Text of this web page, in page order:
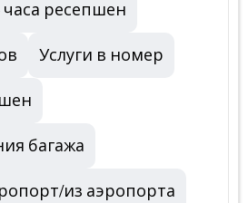
часа ресепшен
Услуги в номер
багажа
из аэропорта